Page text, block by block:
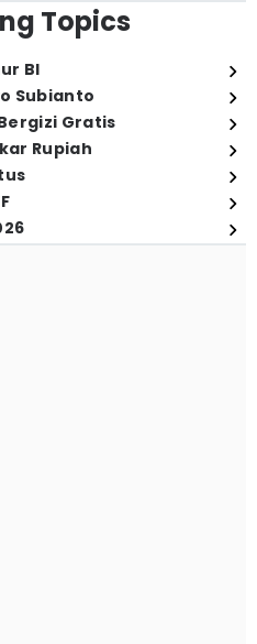
Topics
BI
Subianto
Gratis
Rupiah